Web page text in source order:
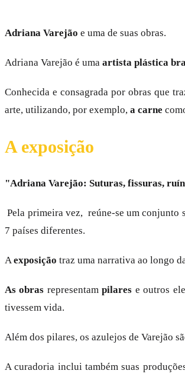
Adriana Varejão e uma de suas obras.
Adriana Varejão é uma artista plástica
Conhecida e consagrada por obras que
arte, utilizando, por exemplo, a carne
A exposição
"Adriana Varejão: Suturas, fissuras,
Pela primeira vez, reúne-se um
7 países diferentes.
Aexposição traz uma narrativa ao longo
As obras representampilares e outros
tivessem vida.
Além dos pilares, os azulejos de Varejão
A curadoria inclui também suas